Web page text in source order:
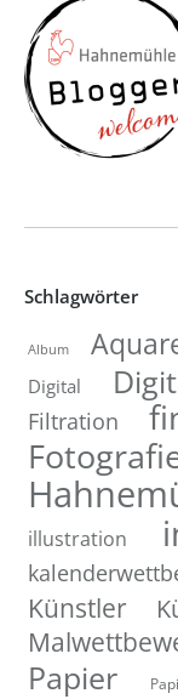
Schlagwörter
Album
Digital
Filtration
illustration
Künstler
Papier